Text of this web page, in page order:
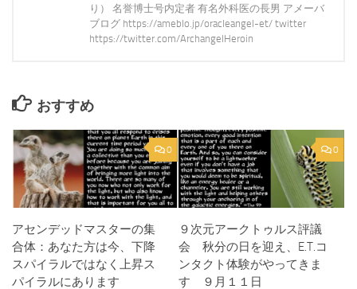
り） 名誉博士号内定者 有名外科医の長男 アメーバ
ブログ https://ameblo.jp/oracleangel-et/ twitter
https://twitter.com/ArchangelHeroin
おすすめ
0
アセンデッドマスターの集
合体：あなた方は今、下降
スパイラルではなく上昇ス
パイラルにあります
0
９次元アークトゥルス評議
会 秋分の日を迎え、E.T.コ
ンタクト体験がやってきま
す ９月１１日